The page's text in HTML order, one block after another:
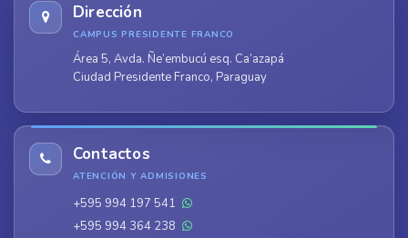
Dirección
CAMPUS PRESIDENTE FRANCO
Área 5, Avda. Ñe’embucú esq. Ca’azapá
Ciudad Presidente Franco, Paraguay
Contactos
ATENCIÓN Y ADMISIONES
+595 994 197 541
+595 994 364 238